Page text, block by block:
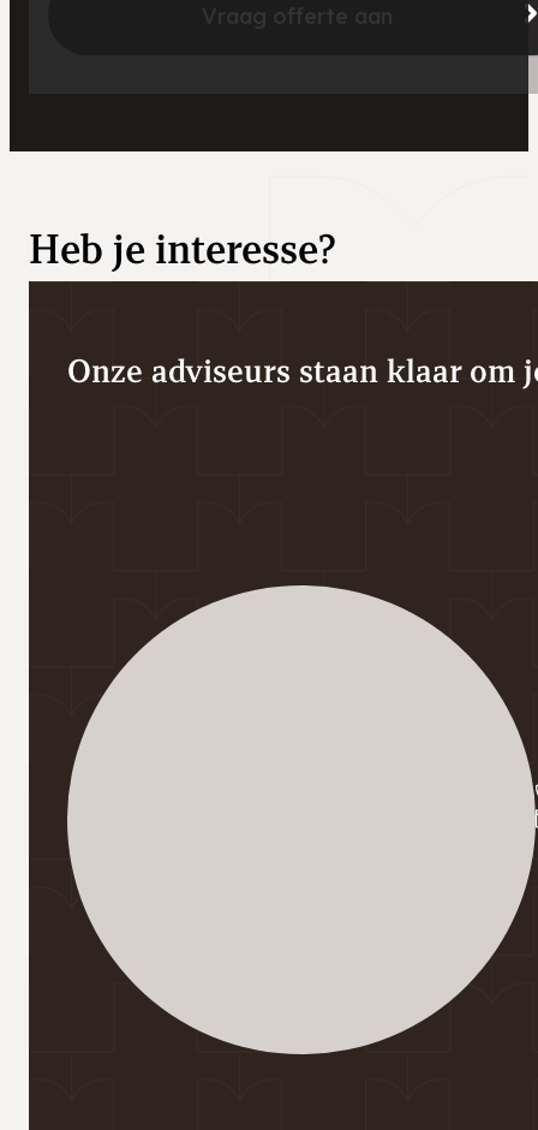
Heb je interesse?
Onze adviseurs staan klaar om